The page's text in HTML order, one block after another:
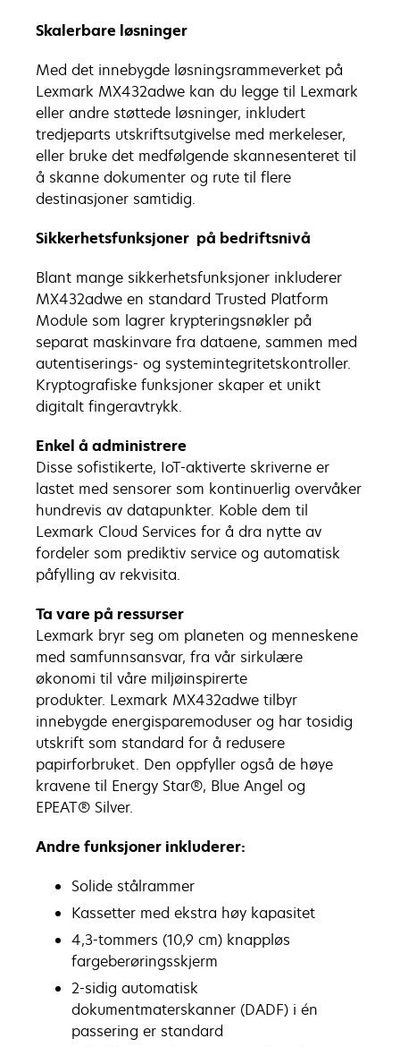
Skalerbare løsninger
Med det innebygde løsningsrammeverket på
Lexmark MX432adwe kan du legge til Lexmark
eller andre støttede løsninger, inkludert
tredjeparts utskriftsutgivelse med merkeleser,
eller bruke det medfølgende skannesenteret til
å skanne dokumenter og rute til flere
destinasjoner samtidig.
Sikkerhetsfunksjoner på bedriftsnivå
Blant mange sikkerhetsfunksjoner inkluderer
MX432adwe en standard Trusted Platform
Module som lagrer krypteringsnøkler på
separat maskinvare fra dataene, sammen med
autentiserings- og systemintegritetskontroller.
Kryptografiske funksjoner skaper et unikt
digitalt fingeravtrykk.
Enkel å administrere
Disse sofistikerte, IoT-aktiverte skriverne er
lastet med sensorer som kontinuerlig overvåker
hundrevis av datapunkter. Koble dem til
Lexmark Cloud Services for å dra nytte av
fordeler som prediktiv service og automatisk
påfylling av rekvisita.
Ta vare på ressurser
Lexmark bryr seg om planeten og menneskene
med samfunnsansvar, fra vår sirkulære
økonomi til våre miljøinspirerte
produkter. Lexmark MX432adwe tilbyr
innebygde energisparemoduser og har tosidig
utskrift som standard for å redusere
papirforbruket. Den oppfyller også de høye
kravene til Energy Star®, Blue Angel og
EPEAT® Silver.
Andre funksjoner inkluderer:
Solide stålrammer
Kassetter med ekstra høy kapasitet
4,3-tommers (10,9 cm) knappløs
fargeberøringsskjerm
2-sidig automatisk
dokumentmaterskanner (DADF) i én
passering er standard